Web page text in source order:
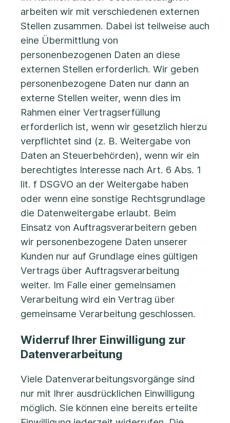
arbeiten wir mit verschiedenen externen
Stellen zusammen. Dabei ist teilweise auch
eine Übermittlung von
personenbezogenen Daten an diese
externen Stellen erforderlich. Wir geben
personenbezogene Daten nur dann an
externe Stellen weiter, wenn dies im
Rahmen einer Vertragserfüllung
erforderlich ist, wenn wir gesetzlich hierzu
verpflichtet sind (z. B. Weitergabe von
Daten an Steuerbehörden), wenn wir ein
berechtigtes Interesse nach Art. 6 Abs. 1
lit. f DSGVO an der Weitergabe haben
oder wenn eine sonstige Rechtsgrundlage
die Datenweitergabe erlaubt. Beim
Einsatz von Auftragsverarbeitern geben
wir personenbezogene Daten unserer
Kunden nur auf Grundlage eines gültigen
Vertrags über Auftragsverarbeitung
weiter. Im Falle einer gemeinsamen
Verarbeitung wird ein Vertrag über
gemeinsame Verarbeitung geschlossen.
Widerruf Ihrer Einwilligung zur
Datenverarbeitung
Viele Datenverarbeitungsvorgänge sind
nur mit Ihrer ausdrücklichen Einwilligung
möglich. Sie können eine bereits erteilte